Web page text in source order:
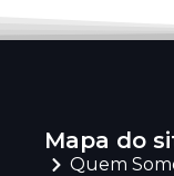
Mapa do
Quem